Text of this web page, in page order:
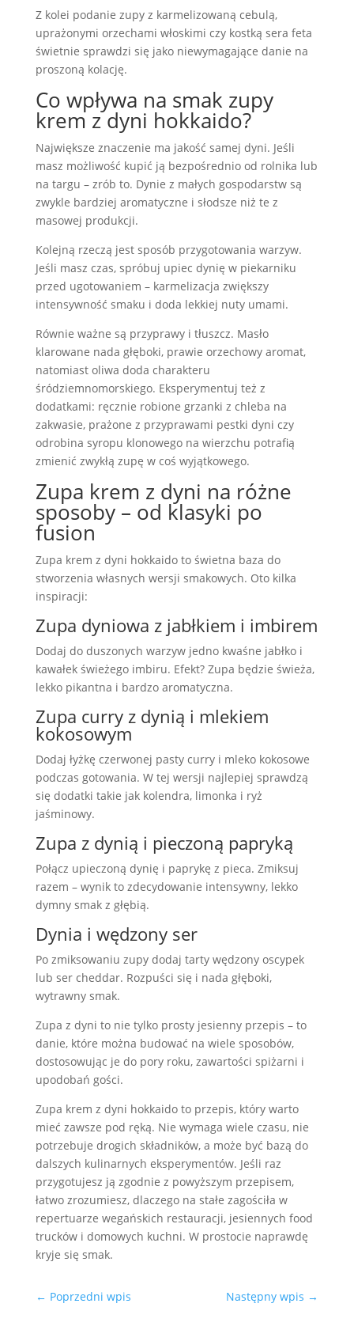
Z kolei podanie zupy z karmelizowaną cebulą,
uprażonymi orzechami włoskimi czy kostką sera feta
świetnie sprawdzi się jako niewymagające danie na
proszoną kolację.
Co wpływa na smak zupy
krem z dyni hokkaido?
Największe znaczenie ma jakość samej dyni. Jeśli
masz możliwość kupić ją bezpośrednio od rolnika lub
na targu – zrób to. Dynie z małych gospodarstw są
zwykle bardziej aromatyczne i słodsze niż te z
masowej produkcji.
Kolejną rzeczą jest sposób przygotowania warzyw.
Jeśli masz czas, spróbuj upiec dynię w piekarniku
przed ugotowaniem – karmelizacja zwiększy
intensywność smaku i doda lekkiej nuty umami.
Równie ważne są przyprawy i tłuszcz. Masło
klarowane nada głęboki, prawie orzechowy aromat,
natomiast oliwa doda charakteru
śródziemnomorskiego. Eksperymentuj też z
dodatkami: ręcznie robione grzanki z chleba na
zakwasie, prażone z przyprawami pestki dyni czy
odrobina syropu klonowego na wierzchu potrafią
zmienić zwykłą zupę w coś wyjątkowego.
Zupa krem z dyni na różne
sposoby – od klasyki po
fusion
Zupa krem z dyni hokkaido to świetna baza do
stworzenia własnych wersji smakowych. Oto kilka
inspiracji:
Zupa dyniowa z jabłkiem i imbirem
Dodaj do duszonych warzyw jedno kwaśne jabłko i
kawałek świeżego imbiru. Efekt? Zupa będzie świeża,
lekko pikantna i bardzo aromatyczna.
Zupa curry z dynią i mlekiem
kokosowym
Dodaj łyżkę czerwonej pasty curry i mleko kokosowe
podczas gotowania. W tej wersji najlepiej sprawdzą
się dodatki takie jak kolendra, limonka i ryż
jaśminowy.
Zupa z dynią i pieczoną papryką
Połącz upieczoną dynię i paprykę z pieca. Zmiksuj
razem – wynik to zdecydowanie intensywny, lekko
dymny smak z głębią.
Dynia i wędzony ser
Po zmiksowaniu zupy dodaj tarty wędzony oscypek
lub ser cheddar. Rozpuści się i nada głęboki,
wytrawny smak.
Zupa z dyni to nie tylko prosty jesienny przepis – to
danie, które można budować na wiele sposobów,
dostosowując je do pory roku, zawartości spiżarni i
upodobań gości.
Zupa krem z dyni hokkaido to przepis, który warto
mieć zawsze pod ręką. Nie wymaga wiele czasu, nie
potrzebuje drogich składników, a może być bazą do
dalszych kulinarnych eksperymentów. Jeśli raz
przygotujesz ją zgodnie z powyższym przepisem,
łatwo zrozumiesz, dlaczego na stałe zagościła w
repertuarze wegańskich restauracji, jesiennych food
trucków i domowych kuchni. W prostocie naprawdę
kryje się smak.
← Poprzedni wpis Następny wpis →